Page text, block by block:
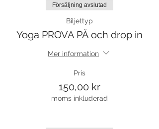
Försäljning avslutad
Biljettyp
Yoga PROVA PÅ och drop in
Mer information
Pris
150,00 kr
moms inkluderad